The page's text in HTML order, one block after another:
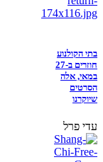
בתי הקולנוע
חוזרים ב-27
במאי, אלה
הסרטים
שיוקרנו
עדי פרל